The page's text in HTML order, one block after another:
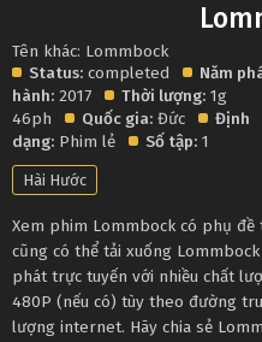
Tên khác: Lommbock
Status: completed
Năm
hành: 2017 Thời lượng: 1g
46ph
Quốc gia: Đức
Định
dạng: Phim lẻ Số tập: 1
Hài Hước
Xem phim Lommbock có phụ
cũng có thể tải xuống
phát trực tuyến với nhiều chất
480P (nếu có) tùy theo đường
lượng internet. Hãy chia sẻ